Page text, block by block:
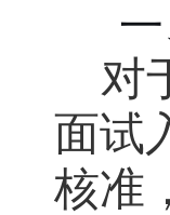
对
面试
核准